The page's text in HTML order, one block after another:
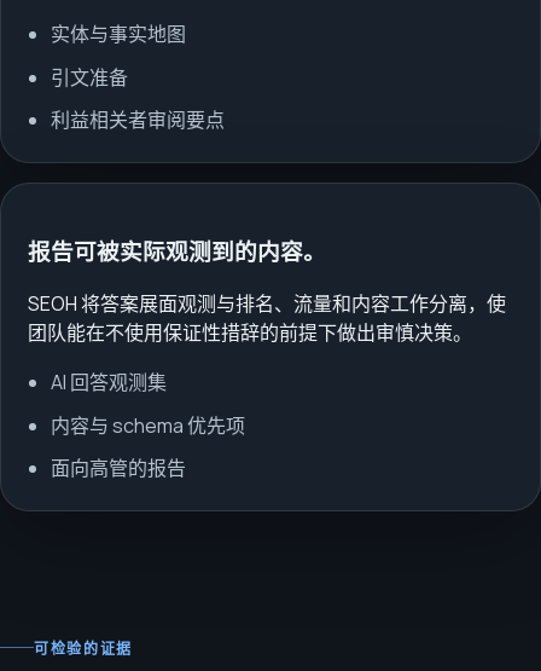
实体与事实地图
引文准备
利益相关者审阅要点
报告可被实际观测到的内容。
SEOH 将答案展面观测与排名、流量和内容工作分离，使
团队能在不使用保证性措辞的前提下做出审慎决策。
AI 回答观测集
内容与 schema 优先项
面向高管的报告
可检验的证据